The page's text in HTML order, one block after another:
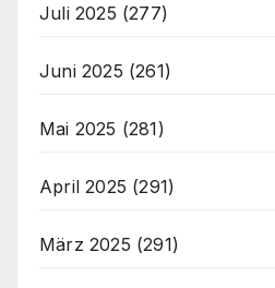
Juli 2025 (277)
Juni 2025 (261)
Mai 2025 (281)
April 2025 (291)
März 2025 (291)